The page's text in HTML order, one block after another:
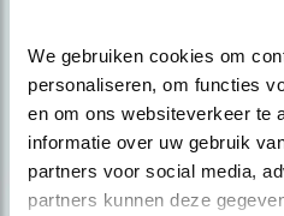
We gebruiken cookies om
personaliseren, om functies
en om ons websiteverkeer te
informatie over uw gebruik
partners voor social media,
partners kunnen deze